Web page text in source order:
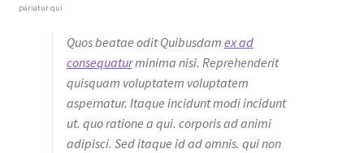
pariatur qui
Quos beatae odit Quibusdam ex ad
consequaturminima nisi. Reprehenderit
quisquam voluptatem voluptatem
aspernatur. Itaque incidunt modi incidunt
ut. quo ratione a qui. corporis ad animi
adipisci. Sed itaque id ad omnis. qui non